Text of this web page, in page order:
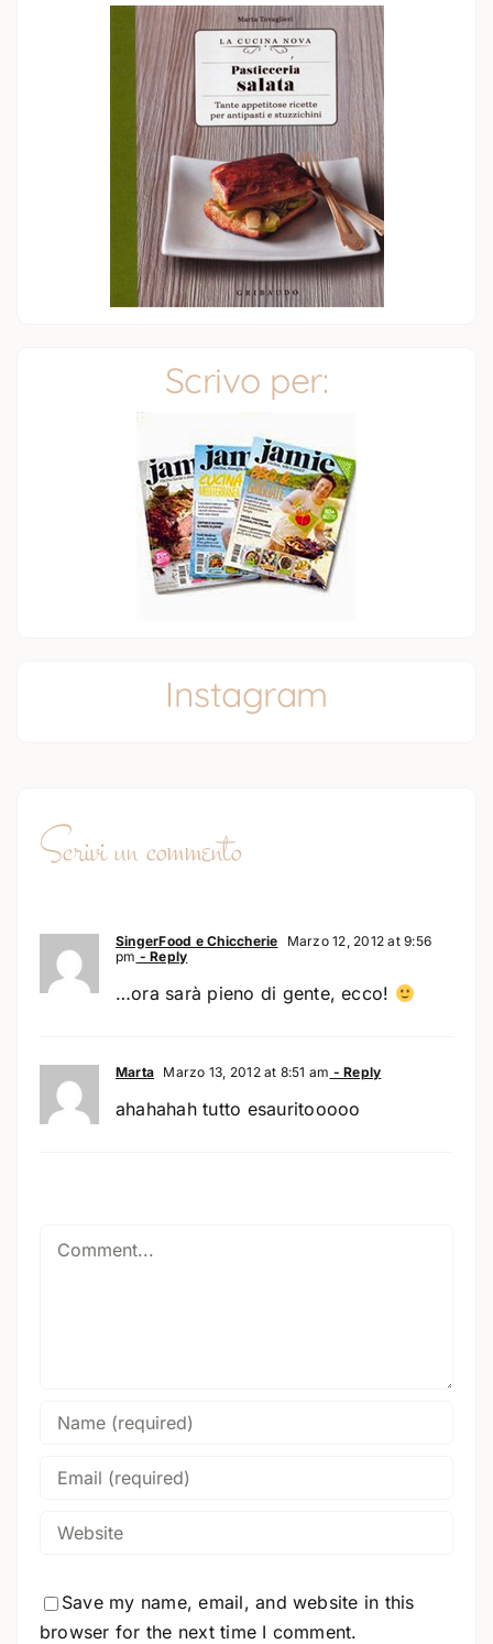
Scrivo per:
Instagram
Scrivi un commento
SingerFood e Chiccherie
Marzo 12, 2012 at 9:56
pm - Reply
…ora sarà pieno di gente, ecco!
Marta Marzo 13, 2012 at 8:51 am - Reply
ahahahah tutto esauritooooo
Save my name, email, and website in this
browser for the next time I comment.